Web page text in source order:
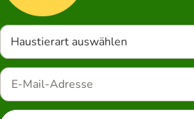
Haustierart auswählen